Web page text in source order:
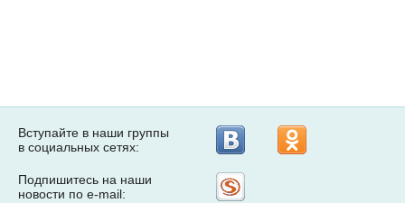
Вступайте в наши группы
в социальных сетях:
Подпишитесь на наши
новости по e-mail: